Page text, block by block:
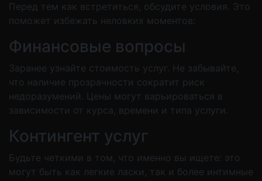
Перед тем как встретиться, обсудите условия. Это
поможет избежать неловких моментов:
Финансовые вопросы
Заранее узнайте стоимость услуг. Не забывайте,
что наличие прозрачности сократит риск
недоразумений. Цены могут варьироваться в
зависимости от курса, времени и типа услуги.
Контингент услуг
Будьте четкими в том, что именно вы ищете: это
могут быть как легкие ласки, так и более интимные